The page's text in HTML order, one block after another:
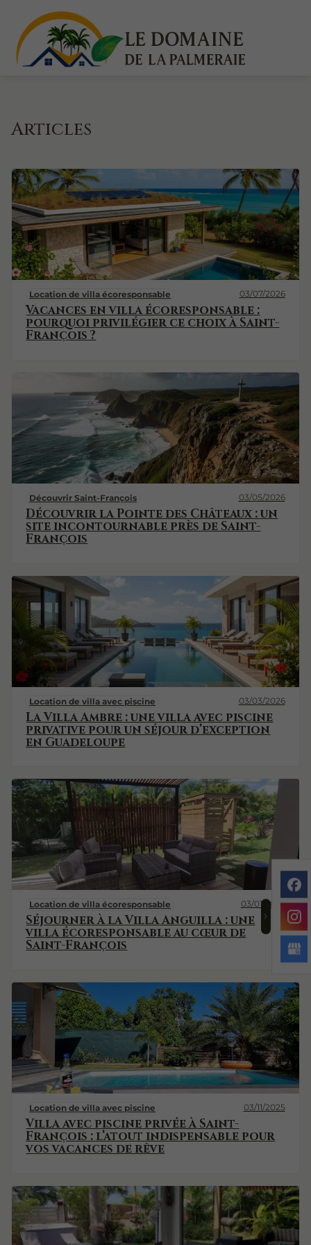
Articles
Location de villa écoresponsable 03/07/2026
Vacances en villa écoresponsable :
pourquoi privilégier ce choix à Saint-
François ?
Découvrir Saint-François 03/05/2026
Découvrir la Pointe des Châteaux : un
site incontournable près de Saint-
François
Location de villa avec piscine 03/03/2026
La Villa Ambre : une villa avec piscine
privative pour un séjour d’exception
en Guadeloupe
Location de villa écoresponsable 03/01/2026
Séjourner à la Villa Anguilla : une
villa écoresponsable au cœur de
Saint-François
Location de villa avec piscine 03/11/2025
Villa avec piscine privée à Saint-
François : l’atout indispensable pour
vos vacances de rêve